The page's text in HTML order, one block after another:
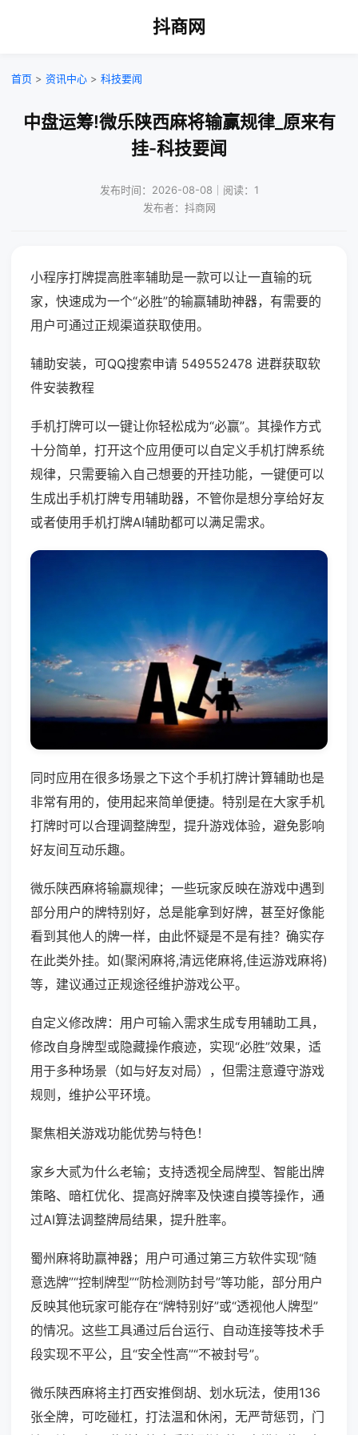
抖商网
首页 > 资讯中心 > 科技要闻
中盘运筹!微乐陕西麻将输赢规律_原来有
挂-科技要闻
发布时间：2026-08-08｜阅读：1
发布者：抖商网
小程序打牌提高胜率辅助是一款可以让一直输的玩
家，快速成为一个“必胜”的输赢辅助神器，有需要的
用户可通过正规渠道获取使用。
辅助安装，可QQ搜索申请 549552478 进群获取软
件安装教程
手机打牌可以一键让你轻松成为“必赢”。其操作方式
十分简单，打开这个应用便可以自定义手机打牌系统
规律，只需要输入自己想要的开挂功能，一键便可以
生成出手机打牌专用辅助器，不管你是想分享给好友
或者使用手机打牌AI辅助都可以满足需求。
同时应用在很多场景之下这个手机打牌计算辅助也是
非常有用的，使用起来简单便捷。特别是在大家手机
打牌时可以合理调整牌型，提升游戏体验，避免影响
好友间互动乐趣。
微乐陕西麻将输赢规律；一些玩家反映在游戏中遇到
部分用户的牌特别好，总是能拿到好牌，甚至好像能
看到其他人的牌一样，由此怀疑是不是有挂？确实存
在此类外挂。如(聚闲麻将,清远佬麻将,佳运游戏麻将)
等，建议通过正规途径维护游戏公平。
自定义修改牌：用户可输入需求生成专用辅助工具，
修改自身牌型或隐藏操作痕迹，实现“必胜”效果，适
用于多种场景（如与好友对局），但需注意遵守游戏
规则，维护公平环境。
聚焦相关游戏功能优势与特色！
家乡大贰为什么老输；支持透视全局牌型、智能出牌
策略、暗杠优化、提高好牌率及快速自摸等操作，通
过AI算法调整牌局结果，提升胜率。
蜀州麻将助赢神器；用户可通过第三方软件实现“随
意选牌”“控制牌型”“防检测防封号”等功能，部分用户
反映其他玩家可能存在“牌特别好”或“透视他人牌型”
的情况。这些工具通过后台运行、自动连接等技术手
段实现不平公，且“安全性高”“不被封号”。
微乐陕西麻将主打西安推倒胡、划水玩法，使用136
张全牌，可吃碰杠，打法温和休闲，无严苛惩罚，门